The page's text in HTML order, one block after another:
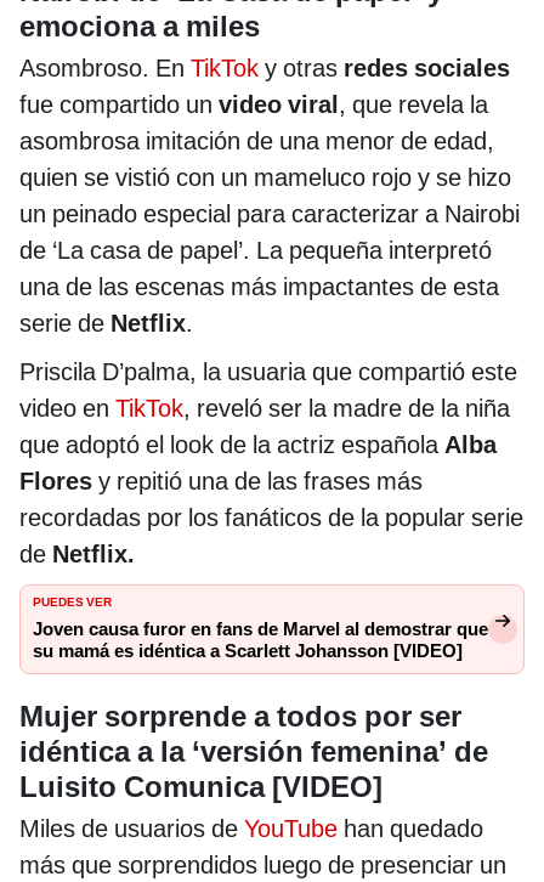
emociona a miles
Asombroso. En TikTok y otras redes sociales
fue compartido un video viral, que revela la
asombrosa imitación de una menor de edad,
quien se vistió con un mameluco rojo y se hizo
un peinado especial para caracterizar a Nairobi
de ‘La casa de papel’. La pequeña interpretó
una de las escenas más impactantes de esta
serie de Netflix.
Priscila D’palma, la usuaria que compartió este
video en TikTok, reveló ser la madre de la niña
que adoptó el look de la actriz españolaAlba
Flores y repitió una de las frases más
recordadas por los fanáticos de la popular serie
de Netflix.
PUEDES VER
Joven causa furor en fans de Marvel al demostrar que
su mamá es idéntica a Scarlett Johansson [VIDEO]
Mujer sorprende a todos por ser
idéntica a la ‘versión femenina’ de
Luisito Comunica [VIDEO]
Miles de usuarios de YouTube han quedado
más que sorprendidos luego de presenciar un